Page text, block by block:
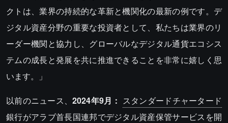
クトは、業界の持続的な革新と機関化の最新の例です。デ
ジタル資産分野の重要な投資者として、私たちは業界のリ
ーダー機関と協力し、グローバルなデジタル通貨エコシス
テムの成長と発展を共に推進できることを非常に嬉しく思
います。」
以前のニュース、2024年9月： スタンダードチャータード
銀行がアラブ首長国連邦でデジタル資産保管サービスを開